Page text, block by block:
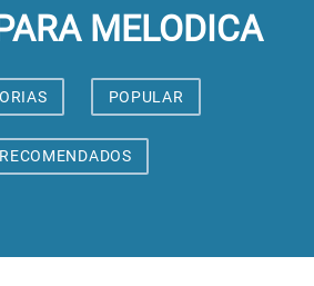
MELODICA
POPULAR
RECOMENDADOS